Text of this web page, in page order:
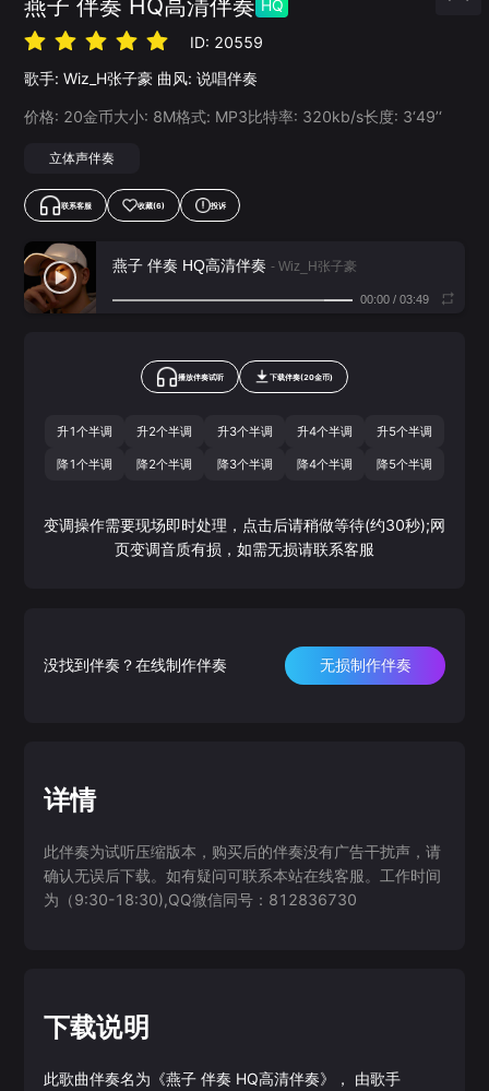
燕子 伴奏 HQ高清伴奏 HQ
ID: 20559
歌手: Wiz_H张子豪 曲风: 说唱伴奏
价格: 20金币大小: 8M格式: MP3比特率: 320kb/s长度: 3‘49’‘
立体声伴奏
联系客服 收藏(6) 投诉
燕子 伴奏 HQ高清伴奏 - Wiz_H张子豪
00:00/ 03:49
播放伴奏试听 下载伴奏(20金币)
升1个半调 升2个半调 升3个半调 升4个半调 升5个半调
降1个半调 降2个半调 降3个半调 降4个半调 降5个半调
变调操作需要现场即时处理，点击后请稍做等待(约30秒);网
页变调音质有损，如需无损请联系客服
没找到伴奏？在线制作伴奏 无损制作伴奏
详情
此伴奏为试听压缩版本，购买后的伴奏没有广告干扰声，请
确认无误后下载。如有疑问可联系本站在线客服。工作时间
为（9:30-18:30),QQ微信同号：812836730
下载说明
此歌曲伴奏名为《燕子 伴奏 HQ高清伴奏》， 由歌手